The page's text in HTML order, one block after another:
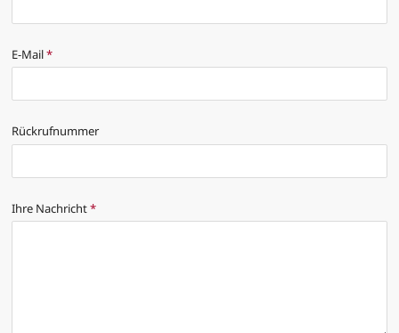
E-Mail*
Rückrufnummer
Ihre Nachricht*